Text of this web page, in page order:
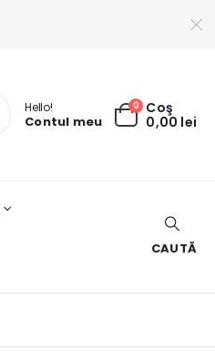
Hello!
Contul meu
0 Coş
0,00 lei
CAUTĂ